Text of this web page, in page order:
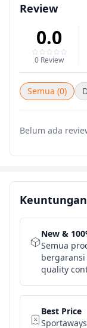
Review
0.0
0 Review
Semua (0)
Belum ada
New &
Semua
quality
Best Price